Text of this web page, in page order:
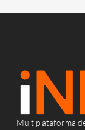
Multiplataforma